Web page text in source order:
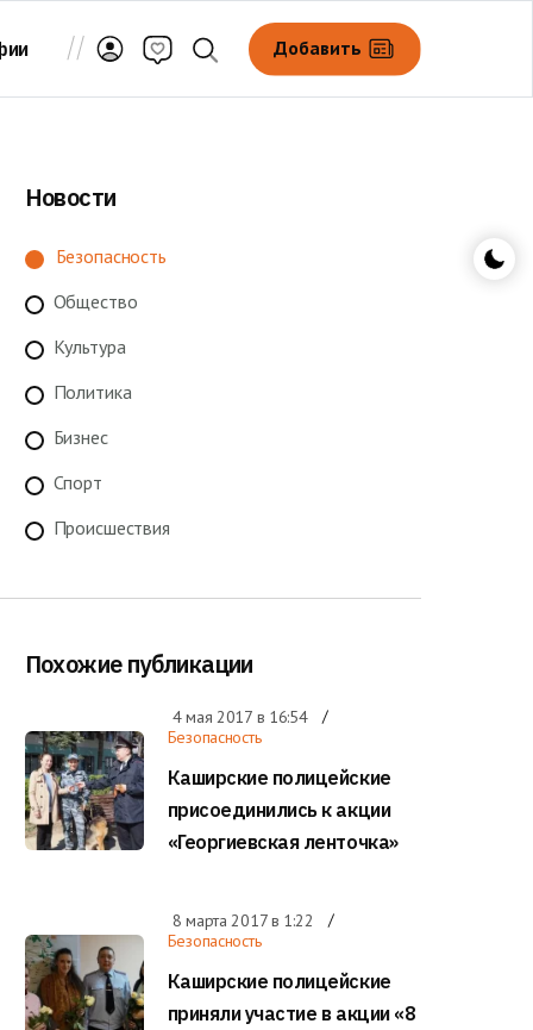
Добавить
Новости
Безопасность
Общество
Культура
Политика
Бизнес
Спорт
Происшествия
Похожие публикации
4 мая 2017 в 16:54
Безопасность
Каширские полицейские
присоединились к акции
«Георгиевская ленточка»
8 марта 2017 в 1:22
Безопасность
Каширские полицейские
приняли участие в акции «8